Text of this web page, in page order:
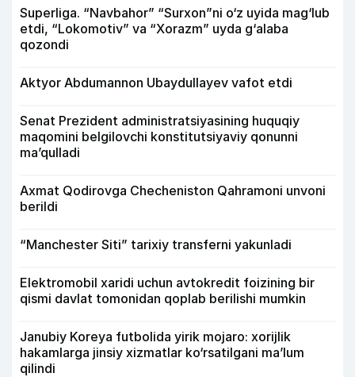
Superliga. “Navbahor” “Surxon”ni o‘z uyida mag‘lub
etdi, “Lokomotiv” va “Xorazm” uyda g‘alaba
qozondi
Aktyor Abdu­mannon Ubaydullayev vafot etdi
Senat Prezident administratsiyasining huquqiy
maqomini belgilovchi konstitutsiyaviy qonunni
ma’qulladi
Axmat Qodirovga Checheniston Qahramoni unvoni
berildi
“Manchester Siti” tarixiy transferni yakunladi
Elektromobil xaridi uchun avtokredit foizining bir
qismi davlat tomonidan qoplab berilishi mumkin
Janubiy Koreya futbolida yirik mojaro: xorijlik
hakamlarga jinsiy xizmatlar ko‘rsatilgani ma’lum
qilindi